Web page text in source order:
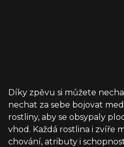
Díky zpěvu si můžete
nechat za sebe bojovat
rostliny, aby se obsypaly
vhod. Každá rostlina i zvíře
chování, atributy i